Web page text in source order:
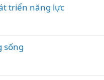
triển năng lực
sống